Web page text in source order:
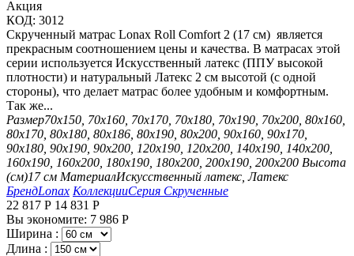
Aкция
КОД: 3012
Скрученный матрас Lonax Roll Comfort 2 (17 см) является
прекрасным соотношением цены и качества. В матрасах этой
серии используется Искусственный латекс (ППУ высокой
плотности) и натуральный Латекс 2 см высотой (с одной
стороны), что делает матрас более удобным и комфортным.
Так же...
Размер70х150, 70х160, 70х170, 70х180, 70х190, 70х200, 80х160,
80х170, 80х180, 80х186, 80х190, 80х200, 90х160, 90х170,
90х180, 90х190, 90х200, 120х190, 120х200, 140х190, 140х200,
160х190, 160х200, 180х190, 180х200, 200х190, 200х200 Высота
(см)17 см МатериалИскусственный латекс, Латекс
БрендLonax КоллекцииСерия Скрученные
22 817 Р 14 831 Р
Вы экономите: 7 986 Р
Ширина :
Длина :